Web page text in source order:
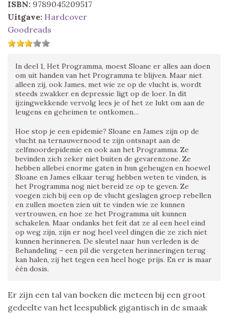
ISBN: 9789045209517
Uitgave: Hardcover
Goodreads
In deel 1, Het Programma, moest Sloane er alles aan doen
om uit handen van het Programma te blijven. Maar niet
alleen zij, ook James, met wie ze op de vlucht is, wordt
steeds zwakker en depressie ligt op de loer. In dit
ijzingwekkende vervolg lees je of het ze lukt om aan de
leugens en geheimen te ontkomen…
Hoe stop je een epidemie? Sloane en James zijn op de
vlucht na ternauwernood te zijn ontsnapt aan de
zelfmoordepidemie en ook aan het Programma. Ze
bevinden zich zeker niet buiten de gevarenzone. Ze
hebben allebei enorme gaten in hun geheugen en hoewel
Sloane en James elkaar terug hebben weten te vinden, is
het Programma nog niet bereid ze op te geven. Ze
voegen zich bij een op de vlucht geslagen groep rebellen
en zullen moeten zien uit te vinden wie ze kunnen
vertrouwen, en hoe ze het Programma uit kunnen
schakelen. Maar ondanks het feit dat ze al een heel eind
op weg zijn, zijn er nog heel veel dingen die ze zich niet
kunnen herinneren. De sleutel naar hun verleden is de
Behandeling – een pil die vergeten herinneringen terug
kan halen, zij het tegen een heel hoge prijs. En er is maar
één dosis.
Er zijn een tal van boeken die meteen bij een groot
gedeelte van het leespubliek gigantisch in de smaak